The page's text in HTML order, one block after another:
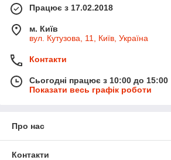
Працює з 17.02.2018
м. Київ
вул. Кутузова, 11, Київ, Україна
Контакти
Сьогодні працює з 10:00 до 15:00
Показати весь графік роботи
Про нас
Контакти